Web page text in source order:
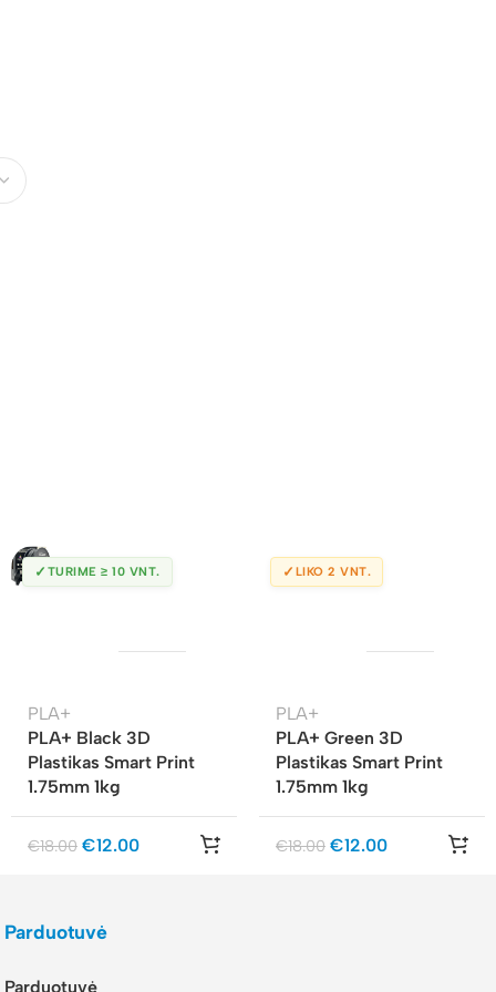
✓ TURIME ≥ 10 VNT.
PLA+
PLA+ Black 3D
Plastikas Smart Print
1.75mm 1kg
€18.00 €12.00
✓ LIKO 2 VNT.
PLA+
PLA+ Green 3D
Plastikas Smart Print
1.75mm 1kg
€18.00 €12.00
Parduotuvė
Parduotuvė